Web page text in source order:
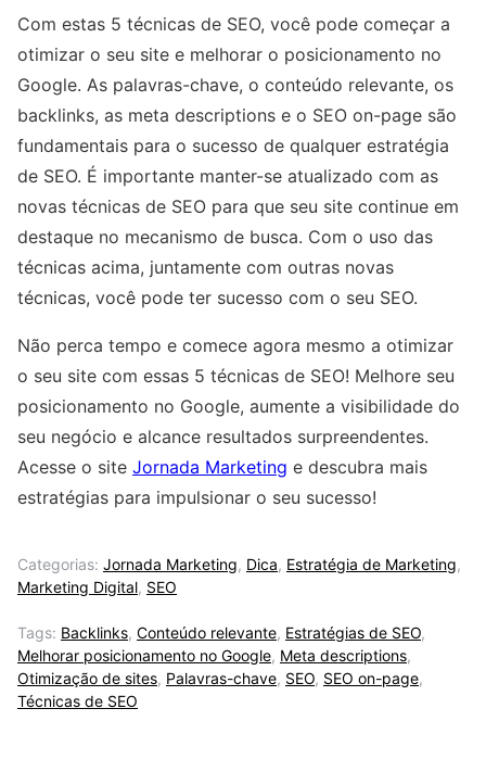
Com estas 5 técnicas de SEO, você pode começar a
otimizar o seu site e melhorar o posicionamento no
Google. As palavras-chave, o conteúdo relevante, os
backlinks, as meta descriptions e o SEO on-page são
fundamentais para o sucesso de qualquer estratégia
de SEO. É importante manter-se atualizado com as
novas técnicas de SEO para que seu site continue em
destaque no mecanismo de busca. Com o uso das
técnicas acima, juntamente com outras novas
técnicas, você pode ter sucesso com o seu SEO.
Não perca tempo e comece agora mesmo a otimizar
o seu site com essas 5 técnicas de SEO! Melhore seu
posicionamento no Google, aumente a visibilidade do
seu negócio e alcance resultados surpreendentes.
Acesse o site Jornada Marketing e descubra mais
estratégias para impulsionar o seu sucesso!
Categorias: Jornada Marketing, Dica, Estratégia de Marketing,
Marketing Digital, SEO
Tags: Backlinks, Conteúdo relevante, Estratégias de SEO,
Melhorar posicionamento no Google, Meta descriptions,
Otimização de sites, Palavras-chave, SEO, SEO on-page,
Técnicas de SEO